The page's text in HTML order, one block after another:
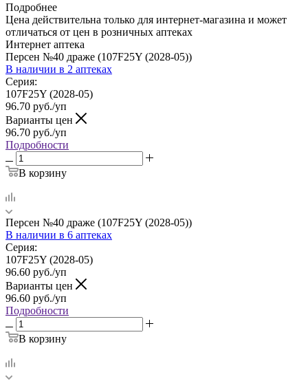
Подробнее
Цена действительна только для интернет-магазина и может
отличаться от цен в розничных аптеках
Интернет аптека
Персен №40 драже (107F25Y (2028-05))
В наличии в 2 аптеках
Серия:
107F25Y (2028-05)
96.70 руб./уп
Варианты цен
96.70 руб./уп
Подробности
В корзину
Персен №40 драже (107F25Y (2028-05))
В наличии в 6 аптеках
Серия:
107F25Y (2028-05)
96.60 руб./уп
Варианты цен
96.60 руб./уп
Подробности
В корзину